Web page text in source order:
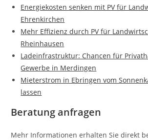
Energiekosten senken mit PV für
Ehrenkirchen
Mehr Effizienz durch PV für
Rheinhausen
Ladeinfrastruktur: Chancen für
Gewerbe in Merdingen
Mieterstrom in Ebringen vom
lassen
Beratung anfragen
Mehr Informationen erhalten Sie direkt